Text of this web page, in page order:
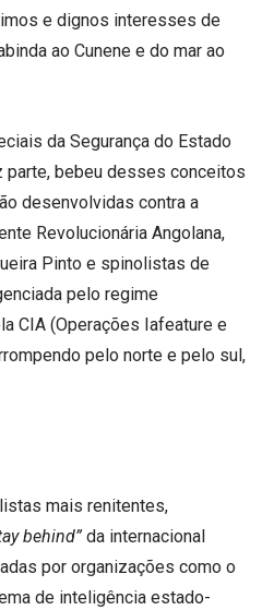
e dignos interesses de
ao Cunene e do mar ao
da Segurança do Estado
parte, bebeu desses conceitos
desenvolvidas contra a
Revolucionária Angolana,
Pinto e spinolistas de
pelo regime
CIA (Operações Iafeature e
pelo norte e pelo sul,
mais renitentes,
behind” da internacional
por organizações como o
de inteligência estado-